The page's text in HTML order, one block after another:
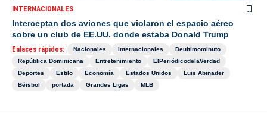
INTERNACIONALES
Interceptan dos aviones que violaron el espacio aéreo
sobre un club de EE.UU. donde estaba Donald Trump
Enlaces rápidos: Nacionales Internacionales
Deultimominuto
República Dominicana
Entretenimiento
ElPeriódicodelaVerdad
Deportes
Estilo Economía Estados Unidos
Luis Abinader
Béisbol
portada Grandes Ligas MLB